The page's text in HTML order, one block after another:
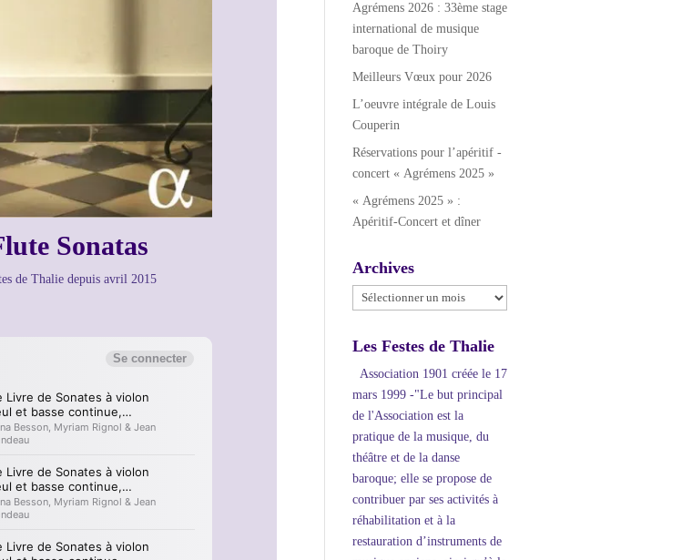
Sonatas
de Thalie depuis avril 2015
Agrémens 2026 : 33ème stage
international de musique
baroque de Thoiry
Meilleurs Vœux pour 2026
L’oeuvre intégrale de Louis
Couperin
Réservations pour l’apéritif -
concert « Agrémens 2025 »
« Agrémens 2025 » :
Apéritif-Concert et dîner
Archives
Archives
Les Festes de Thalie
Association 1901 créée le 17
mars 1999 -"Le but principal
de l'Association est la
pratique de la musique, du
théâtre et de la danse
baroque; elle se propose de
contribuer par ses activités à
réhabilitation et à la
restauration d’instruments de